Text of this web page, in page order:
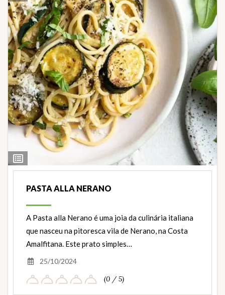
Ver
Ingredientes
PASTA ALLA NERANO
A Pasta alla Nerano é uma joia da culinária italiana
que nasceu na pitoresca vila de Nerano, na Costa
Amalfitana. Este prato simples…
25/10/2024
(0 / 5)